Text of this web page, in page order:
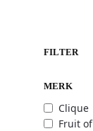
FILTER
MERK
Clique
Fruit